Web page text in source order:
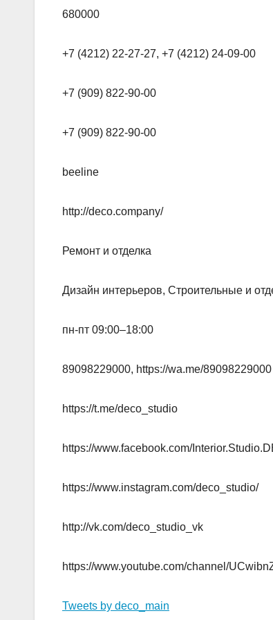
680000
+7 (4212) 22-27-27, +7 (4212) 24-09-00
+7 (909) 822-90-00
+7 (909) 822-90-00
beeline
http://deco.company/
Ремонт и отделка
Дизайн интерьеров, Строительные и
пн-пт 09:00–18:00
89098229000, https://wa.me/89098229000
https://t.me/deco_studio
https://www.facebook.com/
https://www.instagram.com/deco_studio/
http://vk.com/deco_studio_vk
https://www.youtube.com/channel/
Tweets by deco_main